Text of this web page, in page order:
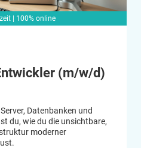
| 100% online
(m/w/d)
Datenbanken und
du, wie du die unsichtbare,
moderner